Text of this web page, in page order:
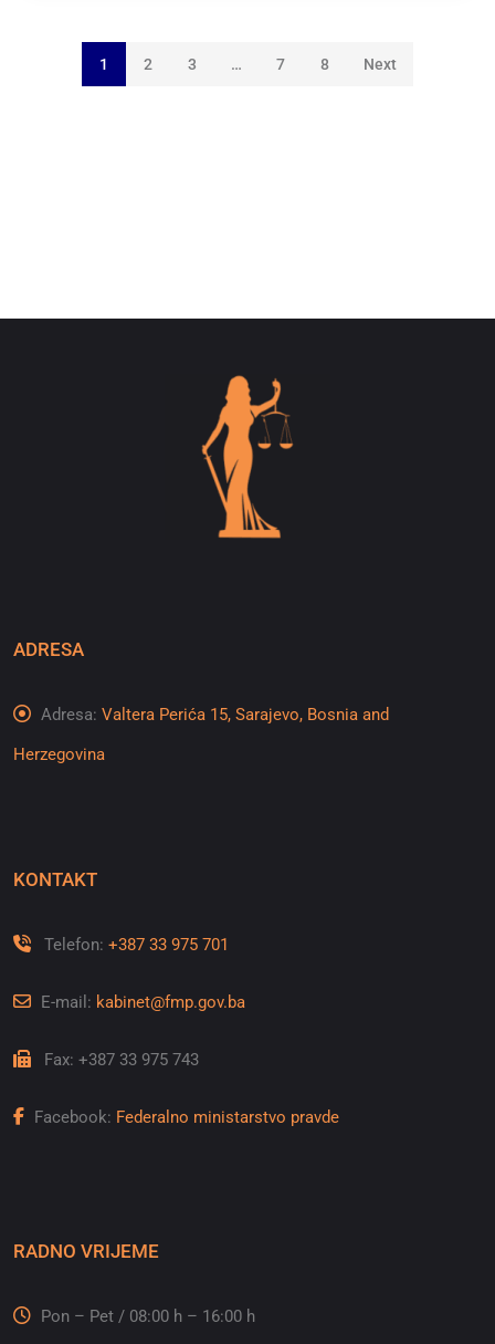
1 2 3 … 7 8 Next
ADRESA
Adresa: Valtera Perića 15, Sarajevo, Bosnia and
Herzegovina
KONTAKT
Telefon: +387 33 975 701
E-mail: kabinet@fmp.gov.ba
Fax: +387 33 975 743
Facebook: Federalno ministarstvo pravde
RADNO VRIJEME
Pon – Pet / 08:00 h – 16:00 h